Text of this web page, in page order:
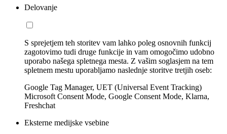
Delovanje
S sprejetjem teh storitev vam lahko poleg osnovnih funkcij
zagotovimo tudi druge funkcije in vam omogočimo udobno
uporabo našega spletnega mesta. Z vašim soglasjem na tem
spletnem mestu uporabljamo naslednje storitve tretjih oseb:
Google Tag Manager, UET (Universal Event Tracking)
Microsoft Consent Mode, Google Consent Mode, Klarna,
Freshchat
Eksterne medijske vsebine